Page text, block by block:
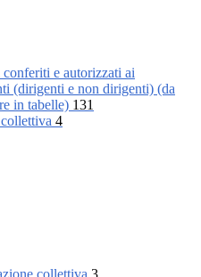
e autorizzati ai
(dirigenti e non dirigenti) (da
in tabelle) 131
4